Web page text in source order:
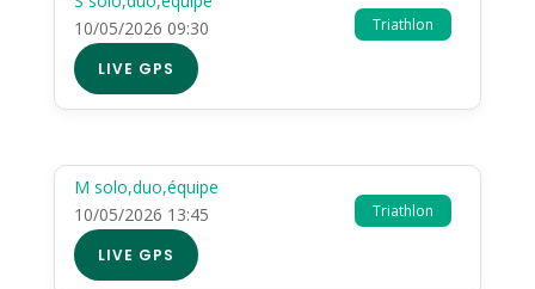
Triathlon
10/05/2026 09:30
LIVE GPS
Triathlon
M solo,duo,équipe
10/05/2026 13:45
LIVE GPS